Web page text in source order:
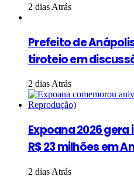
2 dias Atrás
Prefeito de
tiroteio em
2 dias Atrás
Expoana 2026
R$ 23 milhões em
2 dias Atrás